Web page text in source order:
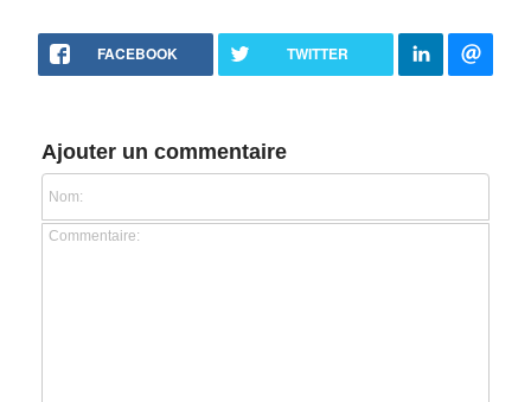
FACEBOOK TWITTER
Ajouter un commentaire